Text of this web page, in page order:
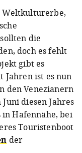
Weltkulturerbe,
die
doch es fehlt
gibt es
Jahren ist es nun
den Venezianern
diesen Jahres
in Hafennähe, bei
Touristenboot
der